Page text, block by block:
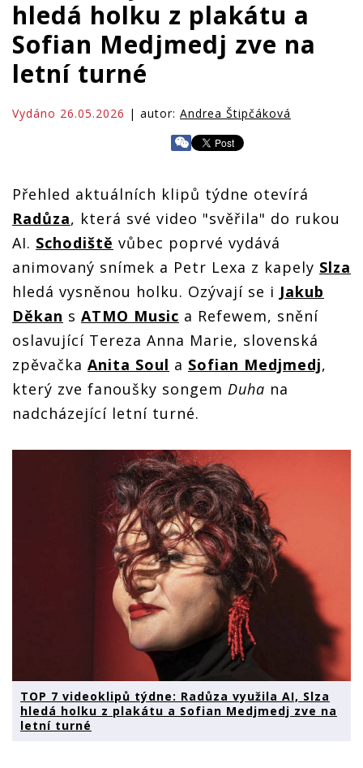
hledá holku z plakátu a
Sofian Medjmedj zve na
letní turné
Vydáno 26.05.2026 | autor: Andrea Štipčáková
Přehled aktuálních klipů týdne otevírá
Radůza, která své video "svěřila" do rukou
AI. Schodiště vůbec poprvé vydává
animovaný snímek a Petr Lexa z kapely Slza
hledá vysněnou holku. Ozývají se i Jakub
Děkan s ATMO Music a Refewem, snění
oslavující Tereza Anna Marie, slovenská
zpěvačka Anita Soul a Sofian Medjmedj,
který zve fanoušky songem Duha na
nadcházející letní turné.
TOP 7 videoklipů týdne: Radůza využila AI, Slza
hledá holku z plakátu a Sofian Medjmedj zve na
letní turné